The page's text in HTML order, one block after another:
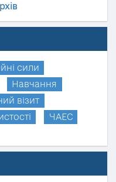
сили
Навчання
візит
ЧАЕС